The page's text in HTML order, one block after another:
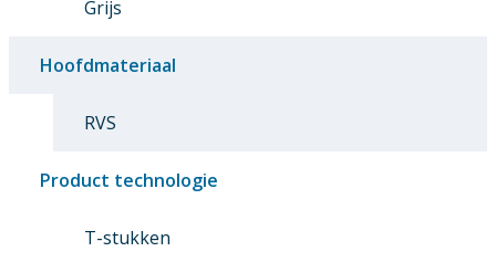
Grijs
Hoofdmateriaal
RVS
Product technologie
T-stukken